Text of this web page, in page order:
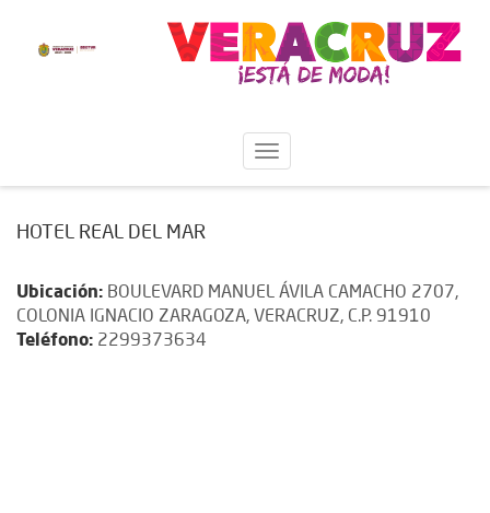
HOTEL REAL DEL MAR
Ubicación: BOULEVARD MANUEL ÁVILA CAMACHO 2707,
COLONIA IGNACIO ZARAGOZA, VERACRUZ, C.P. 91910
Teléfono: 2299373634